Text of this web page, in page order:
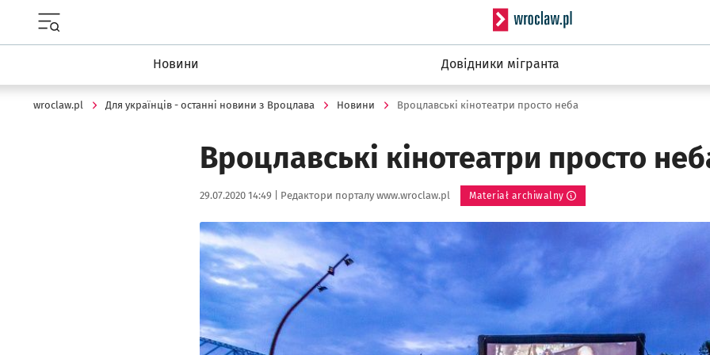
Serwis informacyjny
Новини Довідники мігранта
wroclaw.pl Для українців - останні новини з Вроцлава Новини Вроцлавські кінотеатри просто неба
Вроцлавські кінотеатри просто
Data publikacji:
29.07.2020 14:49 | Autor:
Редактори порталу www.wroclaw.pl Materiał archiwalny
Kliknij, aby powiększyć